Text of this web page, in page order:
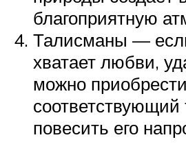
благоприятную
Талисманы —
хватает любви,
можно приобрести
повесить его